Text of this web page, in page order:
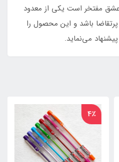
مفتخر است یکی از معدود
باشد و این محصول را
می‌نماید.
4٪